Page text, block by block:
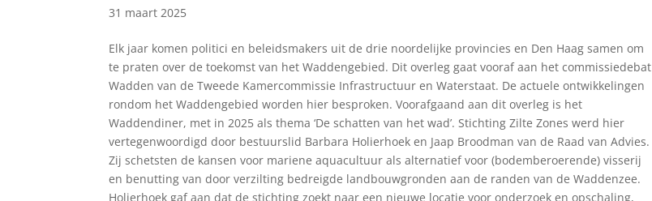
31 maart 2025
Elk jaar komen politici en beleidsmakers uit de drie noordelijke provincies en Den Haag samen om
te praten over de toekomst van het Waddengebied. Dit overleg gaat vooraf aan het commissiedebat
Wadden van de Tweede Kamercommissie Infrastructuur en Waterstaat. De actuele ontwikkelingen
rondom het Waddengebied worden hier besproken. Voorafgaand aan dit overleg is het
Waddendiner, met in 2025 als thema ‘De schatten van het wad’. Stichting Zilte Zones werd hier
vertegenwoordigd door bestuurslid Barbara Holierhoek en Jaap Broodman van de Raad van Advies.
Zij schetsten de kansen voor mariene aquacultuur als alternatief voor (bodemberoerende) visserij
en benutting van door verzilting bedreigde landbouwgronden aan de randen van de Waddenzee.
Holierhoek gaf aan dat de stichting zoekt naar een nieuwe locatie voor onderzoek en opschaling,